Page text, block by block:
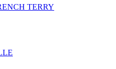
TERRY